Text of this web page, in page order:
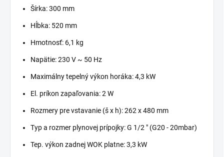
Šírka: 300 mm
Hĺbka: 520 mm
Hmotnosť: 6,1 kg
Napätie: 230 V ~ 50 Hz
Maximálny tepelný výkon horáka: 4,3 kW
El. príkon zapaľovania: 2 W
Rozmery pre vstavanie (š x h): 262 x 480 mm
Typ a rozmer plynovej prípojky: G 1/2 " (G20 - 20mbar)
Tep. výkon zadnej WOK platne: 3,3 kW